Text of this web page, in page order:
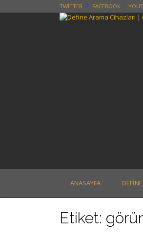
to
TWITTER FACEBOOK
ANASAYFA
Etiket: